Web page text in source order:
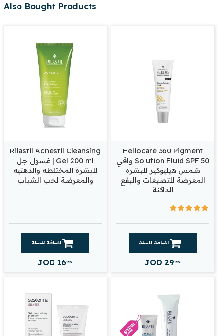
Also Bought Products
Heliocare 360 Pigment
Solution Fluid SPF 50 واقي
شمس هيليوكير للبشرة
المعرضة للتصبغات والبقع
الداكنة
اضافة للسلة
JOD 2995
Rilastil Acnestil Cleansing
Gel 200 ml | غسول جل
للبشرة المختلطة والدهنية
والمعرضة لحب الشباب
اضافة للسلة
JOD 1695